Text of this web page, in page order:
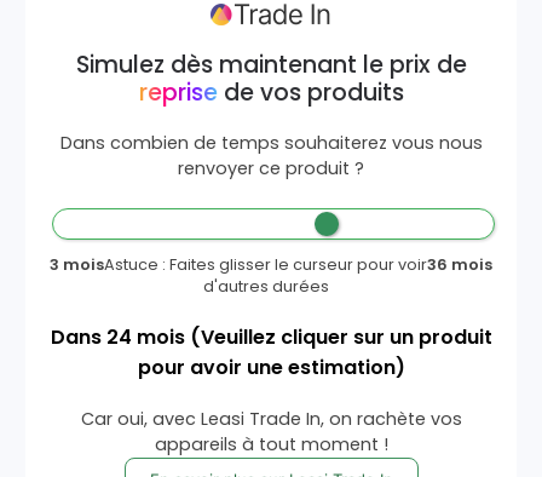
Simulez dès maintenant le prix de
reprisede vos produits
Dans combien de temps souhaiterez vous nous
renvoyer ce produit ?
3 moisAstuce : Faites glisser le curseur pour voir
d'autres durées
36 mois
Dans 24 mois (Veuillez cliquer sur un produit
pour avoir une estimation)
Car oui, avec Leasi Trade In, on rachète vos
appareils à tout moment !